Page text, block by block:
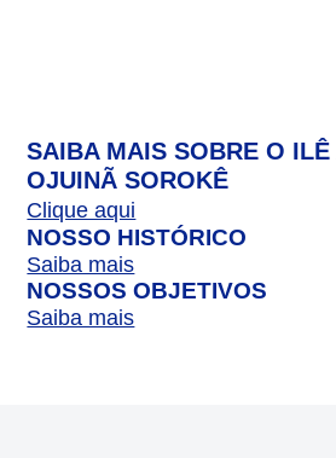
SAIBA MAIS SOBRE O ILÊ
OJUINÃ SOROKÊ
Clique aqui
NOSSO HISTÓRICO
Saiba mais
NOSSOS OBJETIVOS
Saiba mais